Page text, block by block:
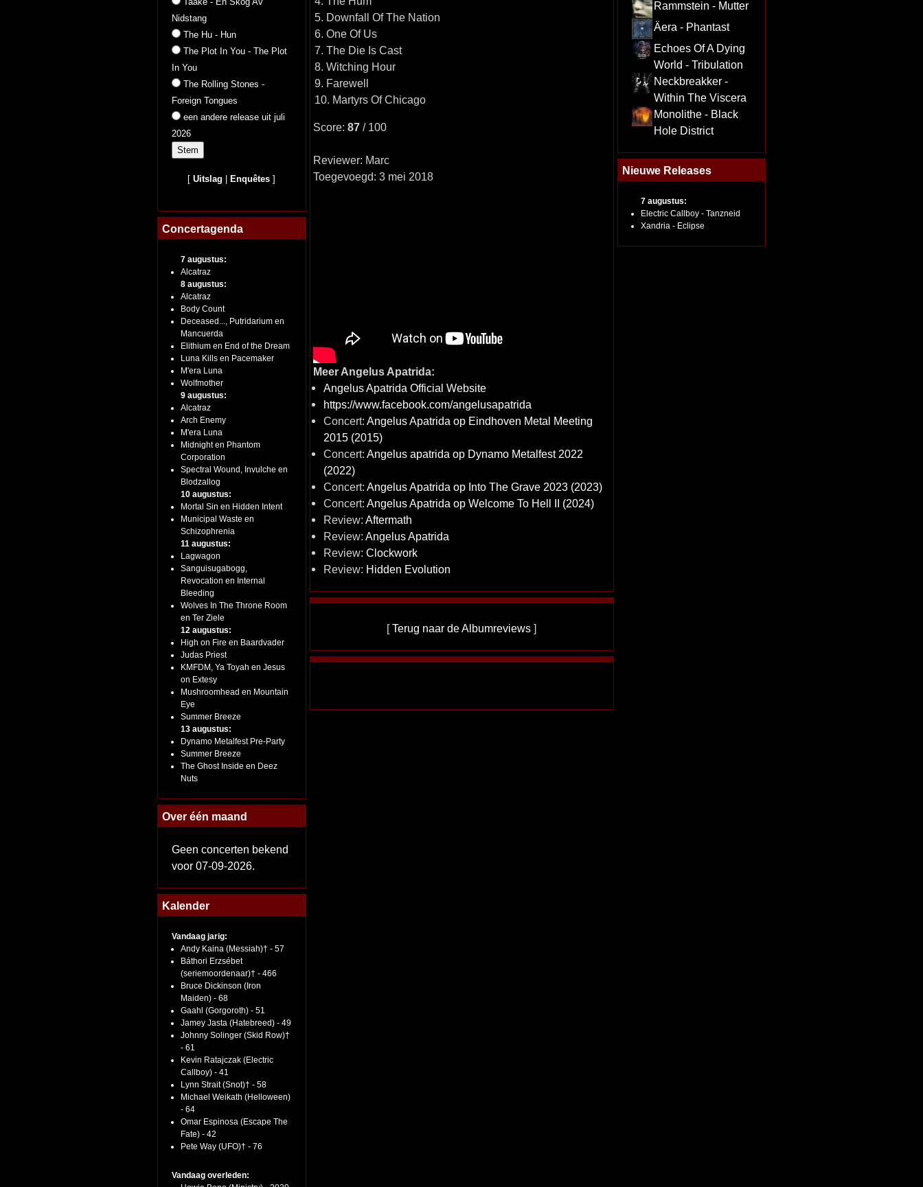
Nidstang
The Hu - Hun
The Plot In You - The Plot
In You
The Rolling Stones -
Foreign Tongues
een andere release uit juli
2026
[Uitslag Enquêtes ]
Concertagenda
7 augustus:
Alcatraz
8 augustus:
Alcatraz
Body Count
Deceased..., Putridarium en
Mancuerda
Elithium en End of the Dream
Luna Kills en Pacemaker
M'era Luna
Wolfmother
9 augustus:
Alcatraz
Arch Enemy
M'era Luna
Midnight en Phantom
Corporation
Spectral Wound, Invulche en
Blodzallog
10 augustus:
Mortal Sin en Hidden Intent
Municipal Waste en
Schizophrenia
11 augustus:
Lagwagon
Sanguisugabogg,
Revocation en Internal
Bleeding
Wolves In The Throne Room
en Ter Ziele
12 augustus:
High on Fire en Baardvader
Judas Priest
KMFDM, Ya Toyah en Jesus
on Extesy
Mushroomhead en Mountain
Eye
Summer Breeze
13 augustus:
Dynamo Metalfest Pre-Party
Summer Breeze
The Ghost Inside en Deez
Nuts
Over één maand
Geen concerten bekend
voor 07-09-2026.
Kalender
Vandaag jarig:
Andy Kaina (Messiah)† - 57
Báthori Erzsébet
(seriemoordenaar)† - 466
Bruce Dickinson (Iron
Maiden) - 68
Gaahl (Gorgoroth) - 51
Jamey Jasta (Hatebreed) - 49
Johnny Solinger (Skid Row)†
- 61
Kevin Ratajczak (Electric
Callboy) - 41
Lynn Strait (Snot)† - 58
Michael Weikath (Helloween)
- 64
Omar Espinosa (Escape The
Fate) - 42
Pete Way (UFO)† - 76
Vandaag overleden:
5. Downfall Of The Nation
6. One Of Us
7. The Die Is Cast
8. Witching Hour
9. Farewell
10. Martyrs Of Chicago
Score: 87/ 100
Reviewer: Marc
Toegevoegd: 3 mei 2018
Meer Angelus Apatrida:
Angelus Apatrida Official Website
https://www.facebook.com/angelusapatrida
Concert: Angelus Apatrida op Eindhoven Metal Meeting
2015 (2015)
Concert: Angelus apatrida op Dynamo Metalfest 2022
(2022)
Concert: Angelus Apatrida op Into The Grave 2023 (2023)
Concert: Angelus Apatrida op Welcome To Hell II (2024)
Review: Aftermath
Review: Angelus Apatrida
Review: Clockwork
Review: Hidden Evolution
[Terug naar de Albumreviews ]
Rammstein - Mutter
Äera - Phantast
Echoes Of A Dying
World - Tribulation
Neckbreakker -
Within The Viscera
Monolithe - Black
Hole District
Nieuwe Releases
7 augustus:
Electric Callboy - Tanzneid
Xandria - Eclipse